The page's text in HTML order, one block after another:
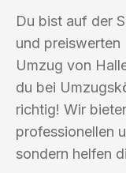
Du bist auf der
und preiswerten
Umzug von
du bei
richtig! Wir
professionellen
sondern helfen